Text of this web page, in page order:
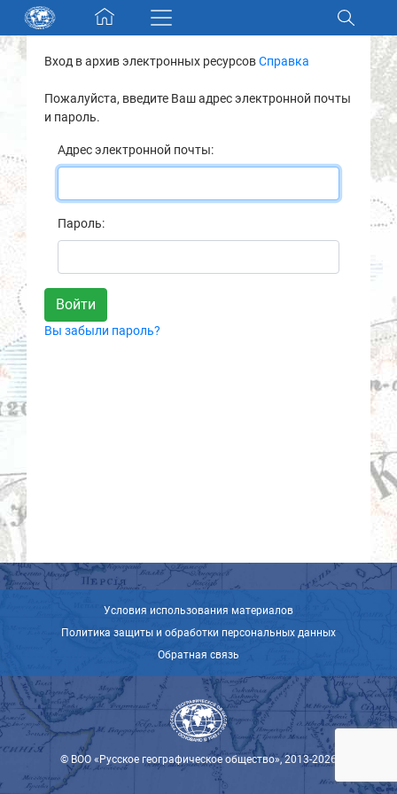
Skip navigation
Разделы и коллекции
Электронный каталог
Новости
О нас
Контакты
Партнеры
Вход в архив электронных ресурсовСправка
Пожалуйста, введите Ваш адрес электронной почты
и пароль.
Адрес электронной почты:
Пароль:
Вы забыли пароль?
Условия использования материалов
Политика защиты и обработки персональных данных
Обратная связь
© ВОО «Русское географическое общество», 2013-2026